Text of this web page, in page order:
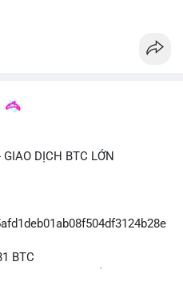
DỊCH BTC LỚN
BTC